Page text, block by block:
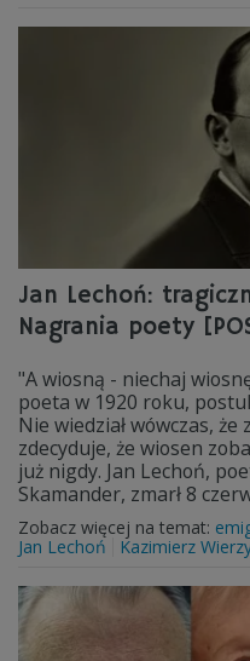
Jan Lechoń:
Nagrania poety
"A wiosną - niechaj
poeta w 1920 roku,
Nie wiedział wówczas,
zdecyduje, że wiosen
już nigdy. Jan Lechoń,
Skamander, zmarł 8
Zobacz więcej na temat:
Jan Lechoń
Kazimierz